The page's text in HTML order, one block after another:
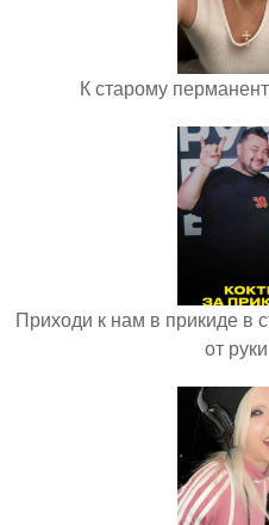
К старому
Приходи к нам в прикиде в
от